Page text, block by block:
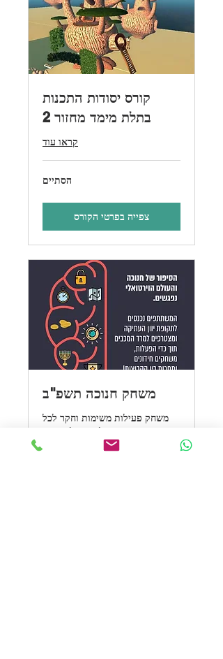
קורס יסודות התכנות
בתלת מימד מחזור 2
קראו עוד
הסתיים
צפייה בפרטי הקורס
משחק חנוכה תשפ"ב
משחק פעילות משימות וחקר לכל
הכיתה העולמית של יוריקה